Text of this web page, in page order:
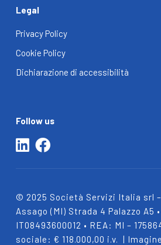
Legal
Privacy Policy
Cookie Policy
Dichiarazione di accessibilità
Follow us
© 2025 Società Servizi Italia srl
Assago (MI) Strada 4 Palazzo A5 •
IT08493600012 • REA: MI –
sociale: € 118.000,00 i.v. |